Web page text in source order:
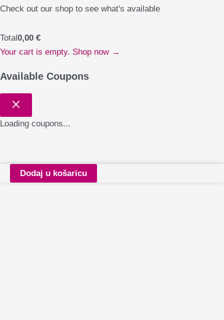
Check out our shop to see what's available
Total0,00 €
Your cart is empty. Shop now →
Available Coupons
Loading coupons...
Claresa
2in1
Dodaj u košaricu